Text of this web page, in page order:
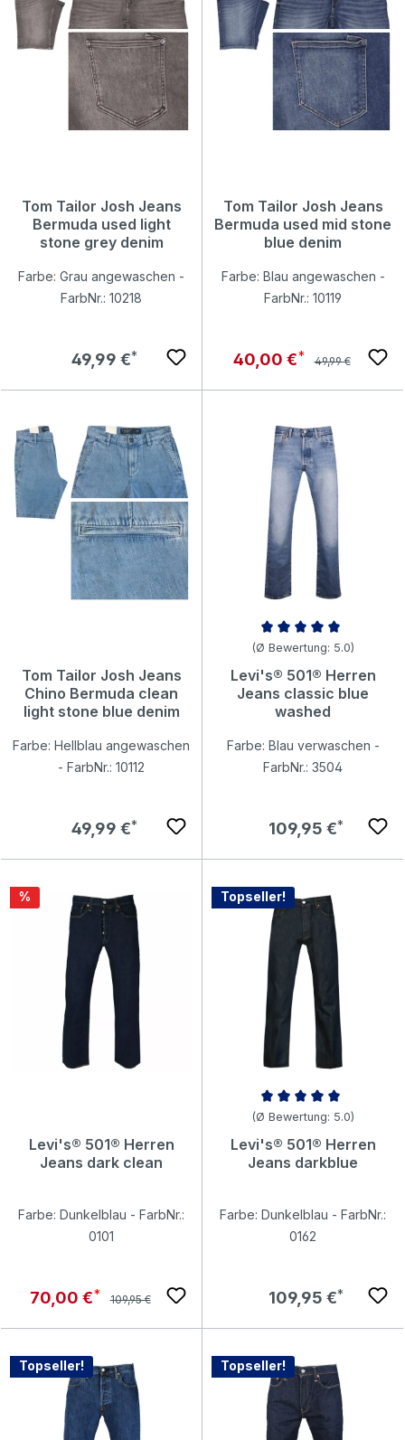
Tom Tailor Josh Jeans
Bermuda used light
stone grey denim
Farbe: Grau angewaschen -
FarbNr.: 10218
Regulärer Preis:
49,99 €
Tom Tailor Josh Jeans
Bermuda used mid stone
blue denim
Farbe: Blau angewaschen -
FarbNr.: 10119
Verkaufspreis:
40,00 € Regulärer Preis:
49,99 €
Tom Tailor Josh Jeans
Chino Bermuda clean
light stone blue denim
Farbe: Hellblau angewaschen
- FarbNr.: 10112
Regulärer Preis:
49,99 €
Durchschnittliche Bewertung
(Ø Bewertung: 5.0)
Levi's® 501® Herren
Jeans classic blue
washed
Farbe: Blau verwaschen -
FarbNr.: 3504
Regulärer Preis:
109,95 €
Rabatt
%
Levi's® 501® Herren
Jeans dark clean
Farbe: Dunkelblau - FarbNr.:
0101
Verkaufspreis:
70,00 € Regulärer Preis:
109,95 €
Topseller!
Durchschnittliche Bewertung
(Ø Bewertung: 5.0)
Levi's® 501® Herren
Jeans darkblue
Farbe: Dunkelblau - FarbNr.:
0162
Regulärer Preis:
109,95 €
Topseller! Topseller!